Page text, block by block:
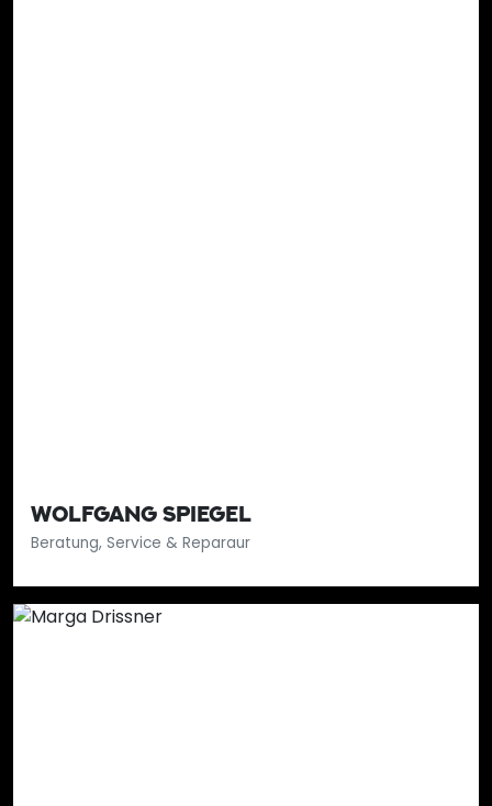
WOLFGANG SPIEGEL
Beratung, Service & Reparaur